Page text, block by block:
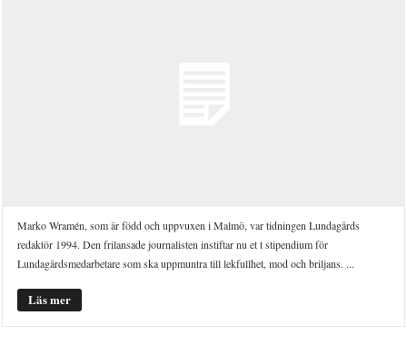
Marko Wramén, som är född och uppvuxen i Malmö, var tidningen Lundagårds
redaktör 1994. Den frilansade journalisten instiftar nu et t stipendium för
Lundagårdsmedarbetare som ska uppmuntra till lekfullhet, mod och briljans. ...
Läs mer